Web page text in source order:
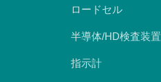
ロードセル
半導体/HD検査装置
指示計